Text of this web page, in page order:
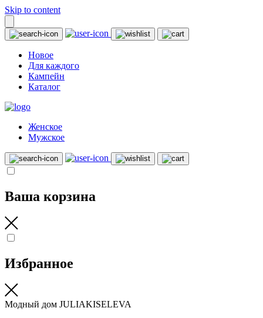
Skip to content
Новое
Для каждого
Кампейн
Каталог
Женское
Мужское
Ваша корзина
Избранное
Модный дом JULIAKISELEVA